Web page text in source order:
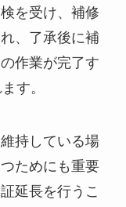
を受け、補修
、了承後に補
作業が完了す
す。
持している場
ためにも重要
延長を行うこ